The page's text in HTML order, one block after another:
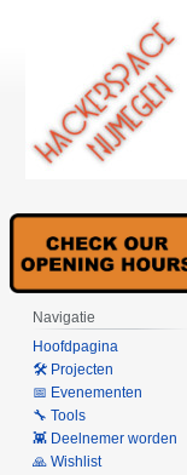
Navigatie
Hoofdpagina
🛠 Projecten
📅 Evenementen
🔧 Tools
👾 Deelnemer worden
🙏 Wishlist